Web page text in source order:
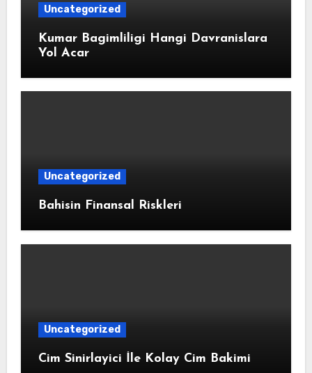
Uncategorized
Kumar Bagimliligi Hangi Davranislara
Yol Acar
Uncategorized
Bahisin Finansal Riskleri
Uncategorized
Cim Sinirlayici İle Kolay Cim Bakimi